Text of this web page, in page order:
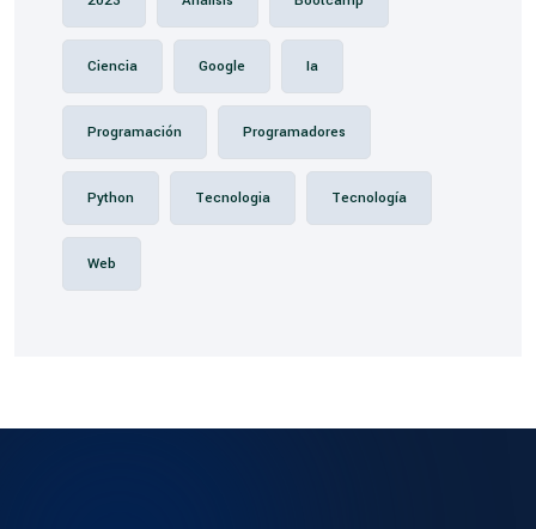
Ciencia Google Ia
Programación Programadores
Python Tecnologia Tecnología
Web